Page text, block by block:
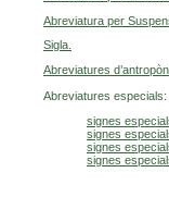
Abreviatura per
Sigla.
Abreviatures
Abreviatures especials:
signes
signes
signes
signes